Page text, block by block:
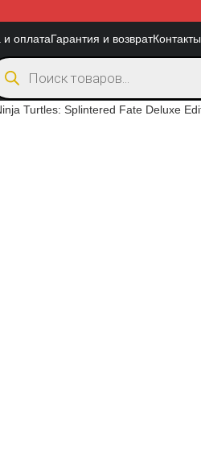
и оплатаГарантия и возвратКонтакты